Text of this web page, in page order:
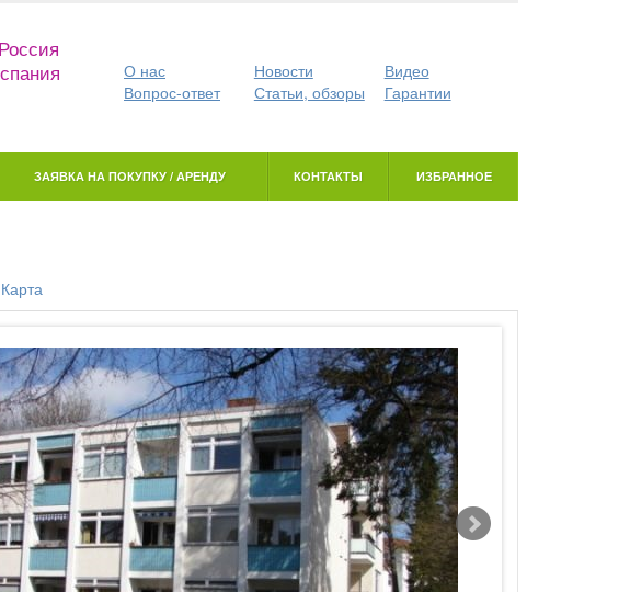
О нас Новости
Видео
Вопрос-ответ
Статьи, обзоры Гарантии
ЗАЯВКА НА ПОКУПКУ / АРЕНДУ КОНТАКТЫ ИЗБРАННОЕ
Карта